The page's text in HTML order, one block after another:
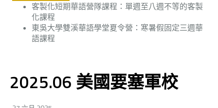
客製化短期華語營隊課程：單週至八週不等的客製
化課程
東吳大學雙溪華語學堂夏令營：寒暑假固定三週華
語課程
2025.06 美國要塞軍校